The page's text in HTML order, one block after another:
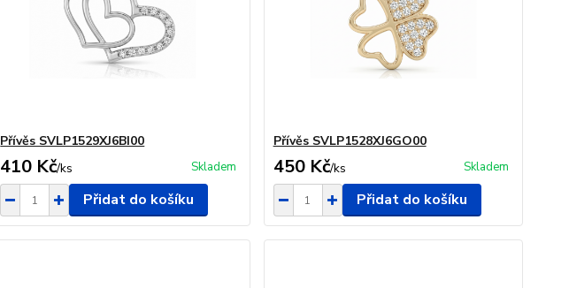
Přívěs SVLP1529XJ6BI00
410 Kč/ks Skladem
Přidat do košíku
Přívěs SVLP1528XJ6GO00
450 Kč/ks Skladem
Přidat do košíku